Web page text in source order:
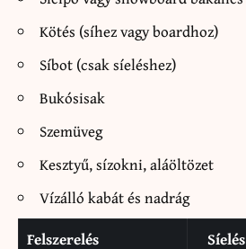
Kötés (síhez vagy boardhoz)
Síbot (csak síeléshez)
Bukósisak
Szemüveg
Kesztyű, sízokni, aláöltözet
Vízálló kabát és nadrág
Felszerelés
Síelés